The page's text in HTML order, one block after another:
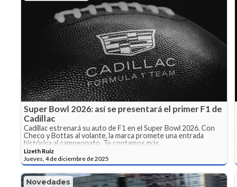
Super Bowl 2026: así se presentará el primer F1 de
Cadillac
Cadillac estrenará su auto de F1 en el Super Bowl 2026. Con
Checo y Bottas al volante, la marca promete una entrada
histórica al campeonato. Te contamos más.
Lizeth Ruiz
Jueves, 4 de diciembre de 2025
Novedades